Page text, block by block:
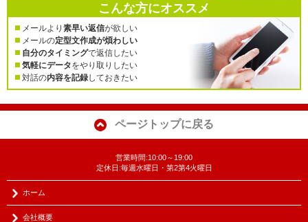
こんな方にオススメ
メールより 素早い返信が欲しい
メールの定型文作成が煩わしい
自分のタイミングで返信したい
気軽にデータをやり取りしたい
対話の内容を記録しておきたい
ページトップに戻る
営業時間:10:00～19:00
定休日:毎週水曜日・第2第4火曜日
ホーム
会社概要